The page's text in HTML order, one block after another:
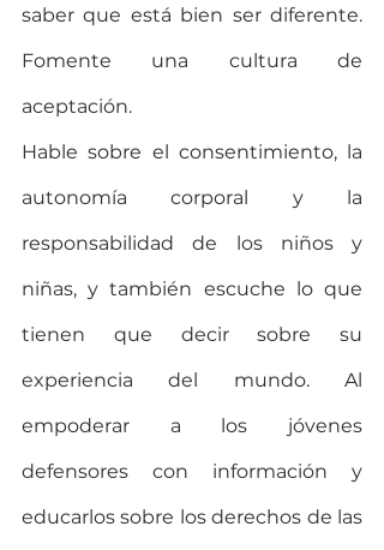
saber que está bien ser diferente.
Fomente una cultura de
aceptación.
Hable sobre el consentimiento, la
autonomía corporal y la
responsabilidad de los niños y
niñas, y también escuche lo que
tienen que decir sobre su
experiencia del mundo. Al
empoderar a los jóvenes
defensores con información y
educarlos sobre los derechos de las